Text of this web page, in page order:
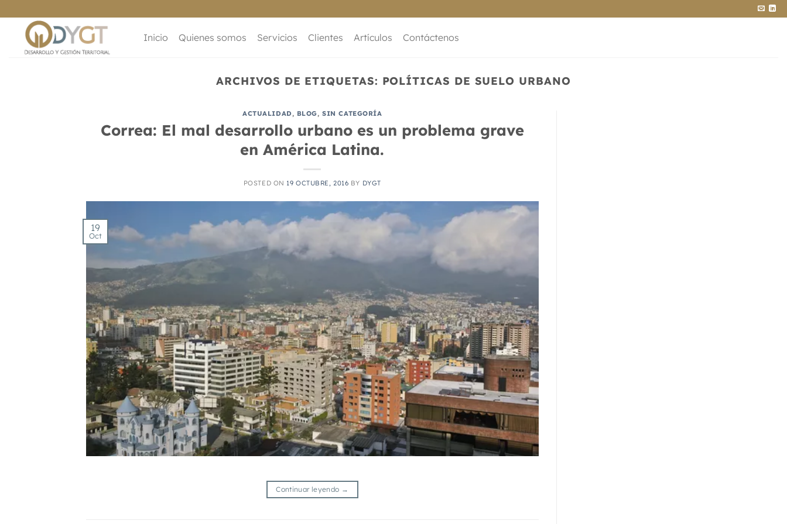
al
contenido
Inicio Quienes somos Servicios Clientes Artículos Contáctenos
ARCHIVOS DE ETIQUETAS: POLÍTICAS DE SUELO URBANO
ACTUALIDAD, BLOG,SIN CATEGORÍA
Correa: El mal desarrollo urbano es un problema grave
en América Latina.
POSTED ON 19 OCTUBRE, 2016 BY DYGT
19
Oct
Continuar leyendo →